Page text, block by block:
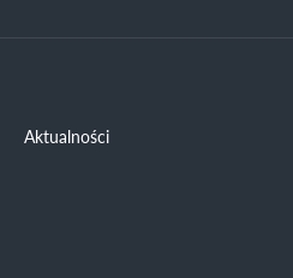
Aktualności